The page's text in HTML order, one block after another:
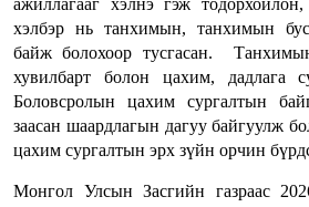
хэлбэр нь танхимын, танхимын
байж болохоор тусгасан.
хувилбарт болон цахим, дадлага
Боловсролын цахим сургалтын
заасан шаардлагын дагуу байгуулж
цахим сургалтын эрх зүйн орчин
Монгол Улсын Засгийн газраас